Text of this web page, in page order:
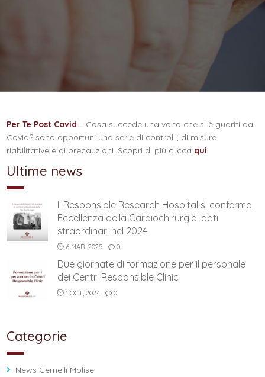
Per Te Post Covid – Cosa succede una volta che si è guariti dal
Covid? sono opportuni una serie di controlli, di misure
riabilitative e di precauzioni. Scopri di più clicca qui
Ultime news
Il Responsible Research Hospital si conferma
Eccellenza della Cardiochirurgia: dati
straordinari nel 2024
6 MAR, 2025 0
Due giornate di formazione per il personale
dei Centri Responsible Clinic
1 OCT, 2024 0
Categorie
News Gemelli Molise